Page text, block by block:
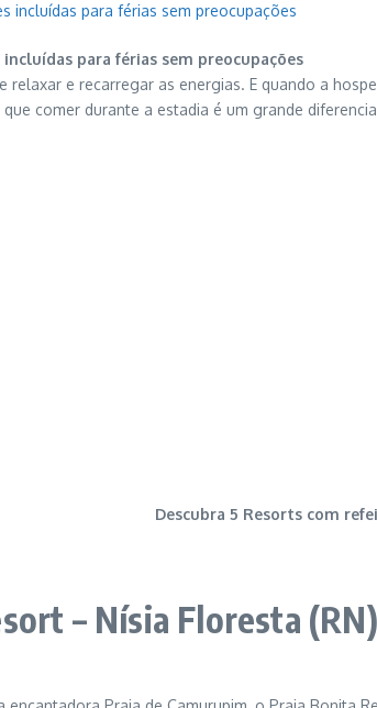
incluídas para férias sem preocupações
para férias sem preocupações
relaxar e recarregar as energias. E quando a
comer durante a estadia é um grande
Descubra 5 Resorts com
– Nísia Floresta (RN)